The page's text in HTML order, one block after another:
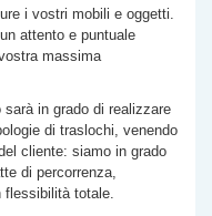
i vostri mobili e oggetti.
attento e puntuale
massima
sarà in grado di realizzare
di traslochi, venendo
cliente: siamo in grado
di percorrenza,
flessibilità totale.